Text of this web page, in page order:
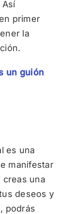
primer
la
un guión
es una
manifestar
una
deseos y
podrás